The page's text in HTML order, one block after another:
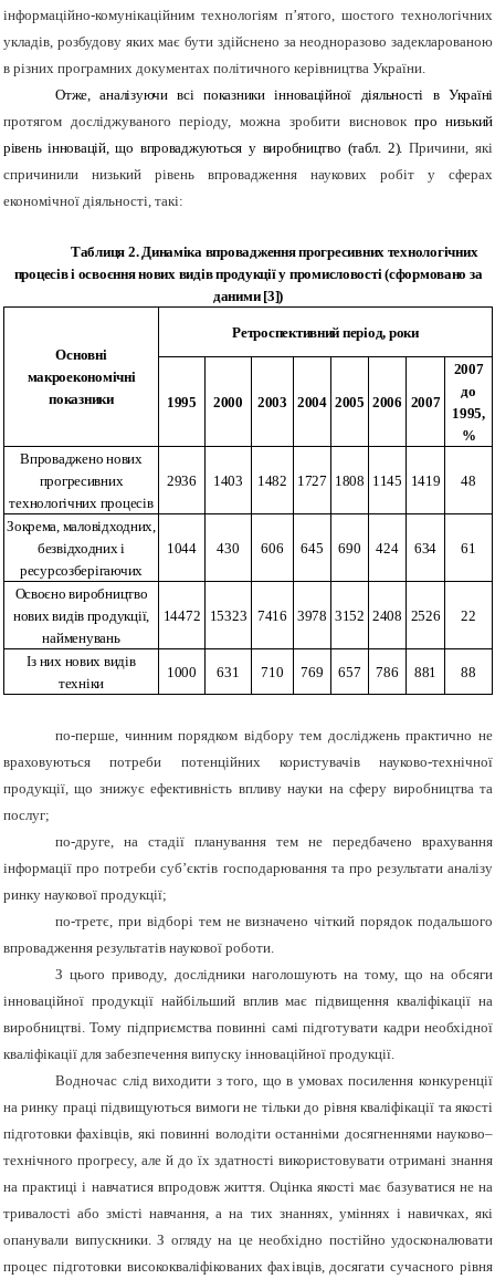
інформаційно-комунікаційним технологіям п’ятого, шостого технологічних
укладів, розбудову яких має бути здійснено за неодноразово задекларованою
в різних програмних документах політичного керівництва України.
Отже, аналізуючи всі показники інноваційної діяльності в Україні
протягом досліджуваного періоду, можна зробити висновокпро низький
рівень інновацій, що впроваджуються у виробництво (табл. 2). Причини, які
спричинили низький рівень впровадження наукових робіт у сферах
економічної діяльності, такі:
Таблиця 2. Динаміка впровадження прогресивних технологічних
процесів і освоєння нових видів продукції у промисловості (сформовано за
даними [3])
Основні
макроекономічні
показники
Ретроспективний період, роки
1995 2000 2003 2004 2005 2006 2007
2007
до
1995,
%
Впроваджено нових
прогресивних
технологічних процесів
2936 1403 1482 1727 1808 1145 1419 48
Зокрема, маловідходних,
безвідходних і
ресурсозберігаючих
1044 430 606 645 690 424 634 61
Освоєно виробництво
нових видів продукції,
найменувань
14472 15323 7416 3978 3152 2408 2526 22
Із них нових видів
техніки
1000 631 710 769 657 786 881 88
по-перше, чинним порядком відбору тем досліджень практично не
враховуються потреби потенційних користувачів науково-технічної
продукції, що знижує ефективність впливу науки на сферу виробництва та
послуг;
по-друге, на стадії планування тем не передбачено врахування
інформації про потреби суб’єктів господарювання та про результати аналізу
ринку наукової продукції;
по-третє, при відборі тем не визначено чіткий порядок подальшого
впровадження результатів наукової роботи.
З цього приводу, дослідники наголошують на тому, що на обсяги
інноваційної продукції найбільший вплив має підвищення кваліфікації на
виробництві. Тому підприємства повинні самі підготувати кадри необхідної
кваліфікації для забезпечення випуску інноваційної продукції.
Водночас слід виходити з того, що в умовах посилення конкуренції
на ринку праці підвищуються вимоги не тільки до рівня кваліфікації та якості
підготовки фахівців, які повинні володіти останніми досягненнями науково–
технічного прогресу, але й до їх здатності використовувати отримані знання
на практиці і навчатися впродовж життя. Оцінка якості має базуватися не на
тривалості або змісті навчання, а на тих знаннях, уміннях і навичках, які
опанували випускники. З огляду на це необхідно постійно удосконалювати
процес підготовки висококваліфікованих фахівців, досягати сучасного рівня